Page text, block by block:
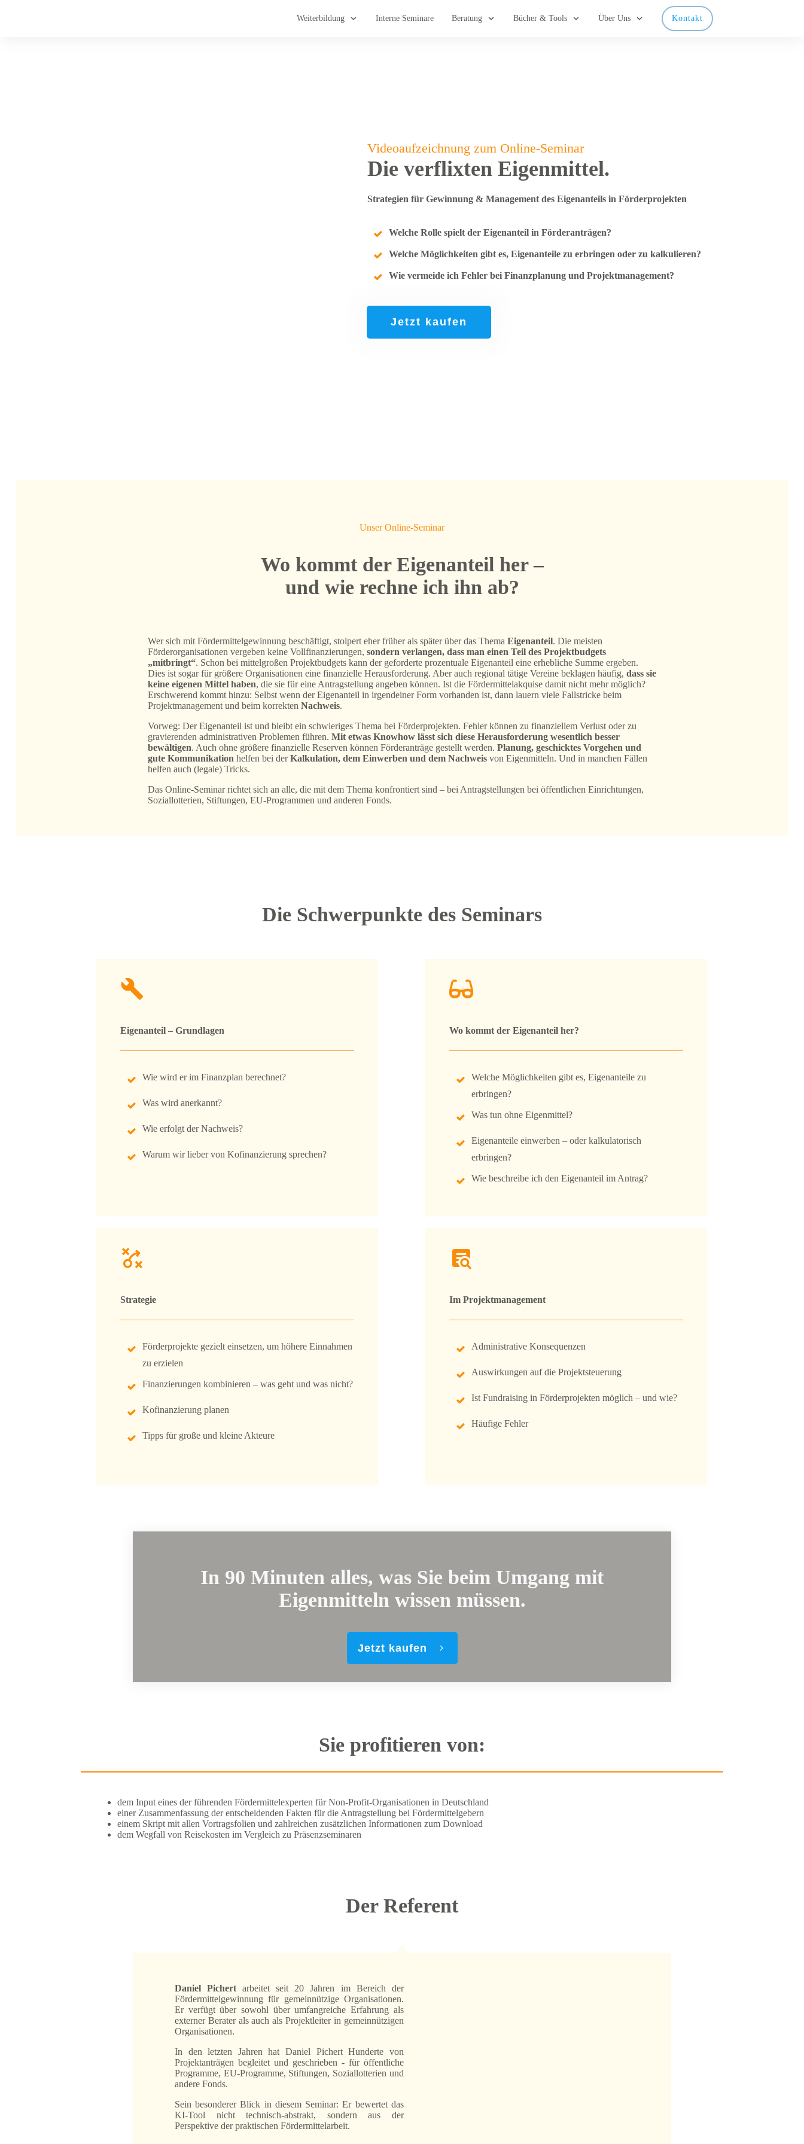
Weiterbildung Interne Seminare Beratung Bücher & Tools Über Uns Kontakt
Videoaufzeichnung zum Online-Seminar
Die verflixten Eigenmittel.
Strategien für Gewinnung & Management des Eigenanteils in Förderprojekten
Welche Rolle spielt der Eigenanteil in Förderanträgen?
Welche Möglichkeiten gibt es, Eigenanteile zu erbringen oder zu kalkulieren?
Wie vermeide ich Fehler bei Finanzplanung und Projektmanagement?
Jetzt kaufen
Unser Online-Seminar
Wo kommt der Eigenanteil her –
und wie rechne ich ihn ab?
Wer sich mit Fördermittelgewinnung beschäftigt, stolpert eher früher als später über das Thema Eigenanteil. Die meisten
Förderorganisationen vergeben keine Vollfinanzierungen, sondern verlangen, dass man einen Teil des Projektbudgets
„mitbringt“. Schon bei mittelgroßen Projektbudgets kann der geforderte prozentuale Eigenanteil eine erhebliche Summe ergeben.
Dies ist sogar für größere Organisationen eine finanzielle Herausforderung. Aber auch regional tätige Vereine beklagen häufig, dass sie
keine eigenen Mittel haben, die sie für eine Antragstellung angeben können. Ist die Fördermittelakquise damit nicht mehr möglich?
Erschwerend kommt hinzu: Selbst wenn der Eigenanteil in irgendeiner Form vorhanden ist, dann lauern viele Fallstricke beim
Projektmanagement und beim korrekten Nachweis.
Vorweg: Der Eigenanteil ist und bleibt ein schwieriges Thema bei Förderprojekten. Fehler können zu finanziellem Verlust oder zu
gravierenden administrativen Problemen führen. Mit etwas Knowhow lässt sich diese Herausforderung wesentlich besser
bewältigen. Auch ohne größere finanzielle Reserven können Förderanträge gestellt werden. Planung, geschicktes Vorgehen und
gute Kommunikation helfen bei derKalkulation, dem Einwerben und dem Nachweis von Eigenmitteln. Und in manchen Fällen
helfen auch (legale) Tricks.
Das Online-Seminar richtet sich an alle, die mit dem Thema konfrontiert sind – bei Antragstellungen bei öffentlichen Einrichtungen,
Soziallotterien, Stiftungen, EU-Programmen und anderen Fonds.
Die Schwerpunkte des Seminars
Eigenanteil – Grundlagen
Wie wird er im Finanzplan berechnet?
Was wird anerkannt?
Wie erfolgt der Nachweis?
Warum wir lieber von Kofinanzierung sprechen?
Strategie
Förderprojekte gezielt einsetzen, um höhere Einnahmen
zu erzielen
Finanzierungen kombinieren – was geht und was nicht?
Kofinanzierung planen
Tipps für große und kleine Akteure
Wo kommt der Eigenanteil her?
Welche Möglichkeiten gibt es, Eigenanteile zu
erbringen?
Was tun ohne Eigenmittel?
Eigenanteile einwerben – oder kalkulatorisch
erbringen?
Wie beschreibe ich den Eigenanteil im Antrag?
Im Projektmanagement
Administrative Konsequenzen
Auswirkungen auf die Projektsteuerung
Ist Fundraising in Förderprojekten möglich – und wie?
Häufige Fehler
In 90 Minuten alles, was Sie beim Umgang mit
Eigenmitteln wissen müssen.
Jetzt kaufen
Sie profitieren von:
dem Input eines der führenden Fördermittelexperten für Non-Profit-Organisationen in Deutschland
einer Zusammenfassung der entscheidenden Fakten für die Antragstellung bei Fördermittelgebern
einem Skript mit allen Vortragsfolien und zahlreichen zusätzlichen Informationen zum Download
dem Wegfall von Reisekosten im Vergleich zu Präsenzseminaren
Der Referent
Daniel Pichert arbeitet seit 20 Jahren im Bereich der
Fördermittelgewinnung für gemeinnützige Organisationen.
Er verfügt über sowohl über umfangreiche Erfahrung als
externer Berater als auch als Projektleiter in gemeinnützigen
Organisationen.
In den letzten Jahren hat Daniel Pichert Hunderte von
Projektanträgen begleitet und geschrieben - für öffentliche
Programme, EU-Programme, Stiftungen, Soziallotterien und
andere Fonds.
Sein besonderer Blick in diesem Seminar: Er bewertet das
KI-Tool nicht technisch-abstrakt, sondern aus der
Perspektive der praktischen Fördermittelarbeit.